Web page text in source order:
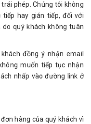
phép. Chúng tôi không
hay gián tiếp, đối với
quý khách không tuân
đồng ý nhận email
muốn tiếp tục nhận
nhấp vào đường link ở
hàng của quý khách vì